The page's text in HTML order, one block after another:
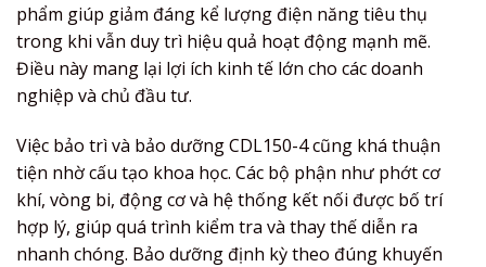
phẩm giúp giảm đáng kể lượng điện năng tiêu thụ
trong khi vẫn duy trì hiệu quả hoạt động mạnh mẽ.
Điều này mang lại lợi ích kinh tế lớn cho các doanh
nghiệp và chủ đầu tư.
Việc bảo trì và bảo dưỡng CDL150-4 cũng khá thuận
tiện nhờ cấu tạo khoa học. Các bộ phận như phớt cơ
khí, vòng bi, động cơ và hệ thống kết nối được bố trí
hợp lý, giúp quá trình kiểm tra và thay thế diễn ra
nhanh chóng. Bảo dưỡng định kỳ theo đúng khuyến